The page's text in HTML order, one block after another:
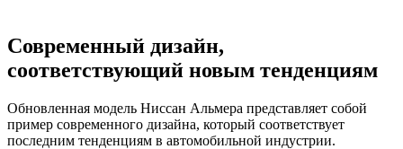
Современный дизайн,
соответствующий новым тенденциям
Обновленная модель Ниссан Альмера представляет собой
пример современного дизайна, который соответствует
последним тенденциям в автомобильной индустрии.